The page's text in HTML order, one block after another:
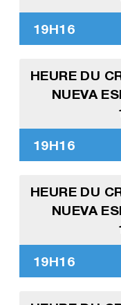
19H16
HEURE DU
NUEVA
19H16
HEURE DU
NUEVA
19H16